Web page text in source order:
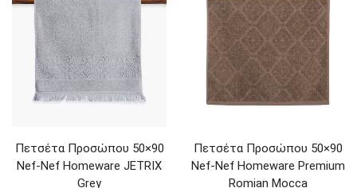
Πετσέτα Προσώπου 50×90
Nef-Nef Homeware JETRIX
Grey
Πετσέτα Προσώπου 50×90
Nef-Nef Homeware Premium
Romian Mocca